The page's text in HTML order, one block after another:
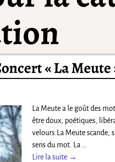
« La Meute
La Meute a le goût des
être doux, poétiques,
velours.La Meute scande,
sens du mot. La …
Lire la suite →